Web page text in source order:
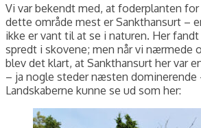
Vi var bekendt med, at foderplanten
dette område mest er Sankthansurt –
ikke er vant til at se i naturen. Her
spredt i skovene; men når vi nærmede
blev det klart, at Sankthansurt her var
– ja nogle steder næsten dominerende
Landskaberne kunne se ud som her: